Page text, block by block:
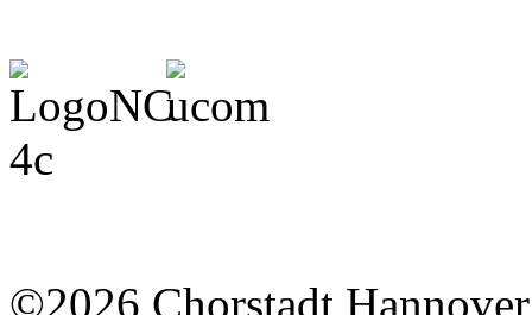
©2026 Chorstadt Hannover